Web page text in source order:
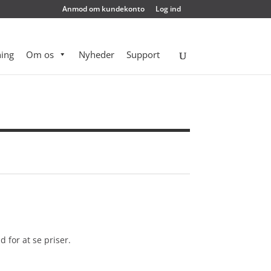
Anmod om kundekonto Log ind
Om os Nyheder Support
for at se priser.